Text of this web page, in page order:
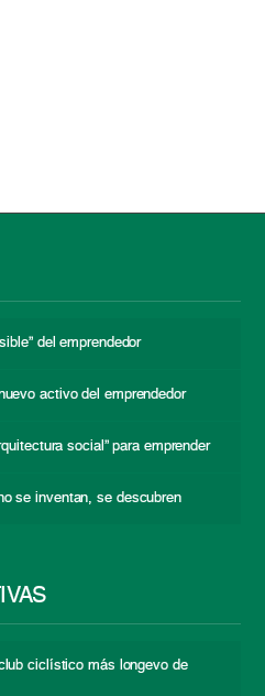
del emprendedor
activo del emprendedor
social” para emprender
se inventan, se descubren
ciclístico más longevo de